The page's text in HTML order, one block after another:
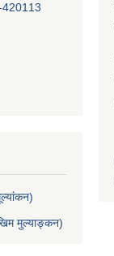
मुल्याङ्कन)